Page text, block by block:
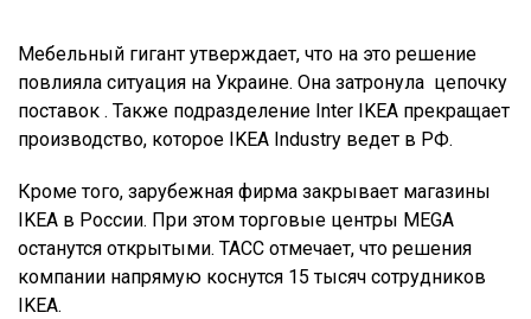
Мебельный гигант утверждает, что на это решение
повлияла ситуация на Украине. Она затронула цепочку
поставок . Также подразделение Inter IKEA прекращает
производство, которое IKEA Industry ведет в РФ.
Кроме того, зарубежная фирма закрывает магазины
IKEA в России. При этом торговые центры MEGA
останутся открытыми. ТАСС отмечает, что решения
компании напрямую коснутся 15 тысяч сотрудников
IKEA.